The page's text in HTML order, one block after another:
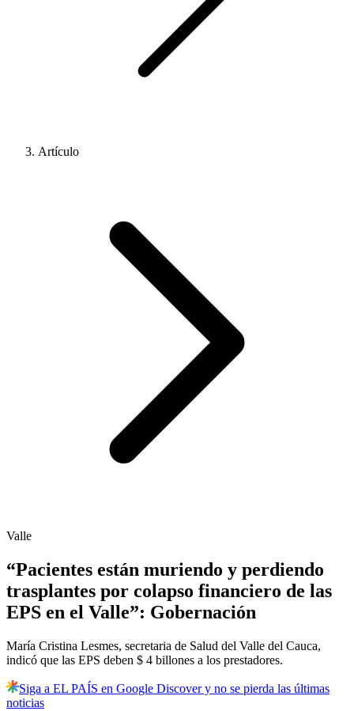
Artículo
Valle
“Pacientes están muriendo y perdiendo
trasplantes por colapso financiero de las
EPS en el Valle”: Gobernación
María Cristina Lesmes, secretaria de Salud del Valle del Cauca,
indicó que las EPS deben $ 4 billones a los prestadores.
Siga a EL PAÍS en Google Discover y no se pierda las últimas
noticias